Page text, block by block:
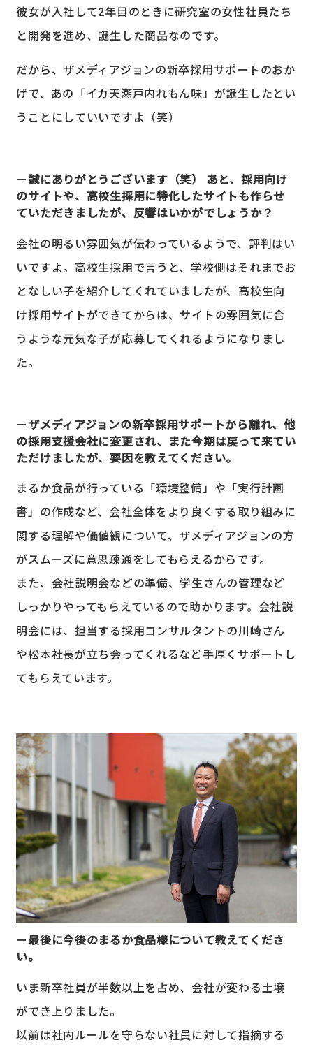
彼女が入社して2年目のときに研究室の女性社員たち
と開発を進め、誕生した商品なのです。
だから、ザメディアジョンの新卒採用サポートのおか
げで、あの「イカ天瀬戸内れもん味」が誕生したとい
うことにしていいですよ（笑）
誠にありがとうございます（笑） あと、採用向け
のサイトや、高校生採用に特化したサイトも作らせ
ていただきましたが、反響はいかがでしょうか？
会社の明るい雰囲気が伝わっているようで、評判はい
いですよ。高校生採用で言うと、学校側はそれまでお
となしい子を紹介してくれていましたが、高校生向
け採用サイトができてからは、サイトの雰囲気に合
うような元気な子が応募してくれるようになりまし
た。
ザメディアジョンの新卒採用サポートから離れ、他
の採用支援会社に変更され、また今期は戻って来てい
ただけましたが、要因を教えてください。
まるか食品が行っている「環境整備」や「実行計画
書」の作成など、会社全体をより良くする取り組みに
関する理解や価値観について、ザメディアジョンの方
がスムーズに意思疎通をしてもらえるからです。
また、会社説明会などの準備、学生さんの管理など
しっかりやってもらえているので助かります。会社説
明会には、担当する採用コンサルタントの川崎さん
や松本社長が立ち会ってくれるなど手厚くサポートし
てもらえています。
最後に今後のまるか食品様について教えてくださ
い。
いま新卒社員が半数以上を占め、会社が変わる土壌
ができ上りました。
以前は社内ルールを守らない社員に対して指摘する